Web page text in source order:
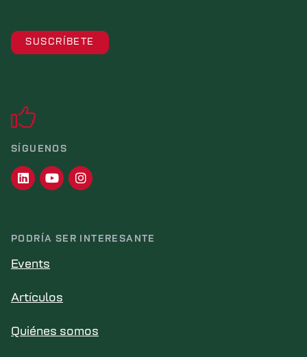
SÍGUENOS
PODRÍA SER INTERESANTE
Events
Artículos
Quiénes somos